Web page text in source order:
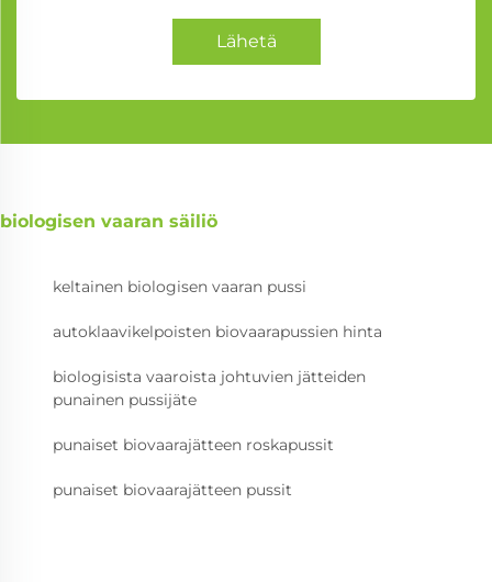
Lähetä
biologisen vaaran säiliö
keltainen biologisen vaaran pussi
autoklaavikelpoisten biovaarapussien hinta
biologisista vaaroista johtuvien jätteiden
punainen pussijäte
punaiset biovaarajätteen roskapussit
punaiset biovaarajätteen pussit